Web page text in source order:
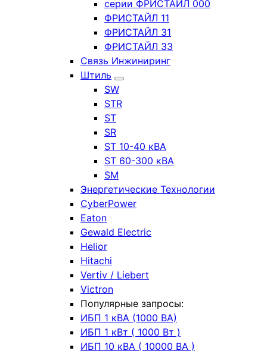
серии ФРИСТАЙЛ 000
ФРИСТАЙЛ 11
ФРИСТАЙЛ 31
ФРИСТАЙЛ 33
Связь Инжиниринг
Штиль
SW
STR
ST
SR
ST 10-40 кВА
ST 60-300 кВА
SM
Энергетические Технологии
CyberPower
Eaton
Gewald Electric
Helior
Hitachi
Vertiv / Liebert
Victron
Популярные запросы:
ИБП 1 кВА (1000 ВА)
ИБП 1 кВт ( 1000 Вт )
ИБП 10 кВА ( 10000 ВА )